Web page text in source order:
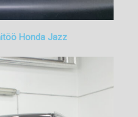
Honda Jazz